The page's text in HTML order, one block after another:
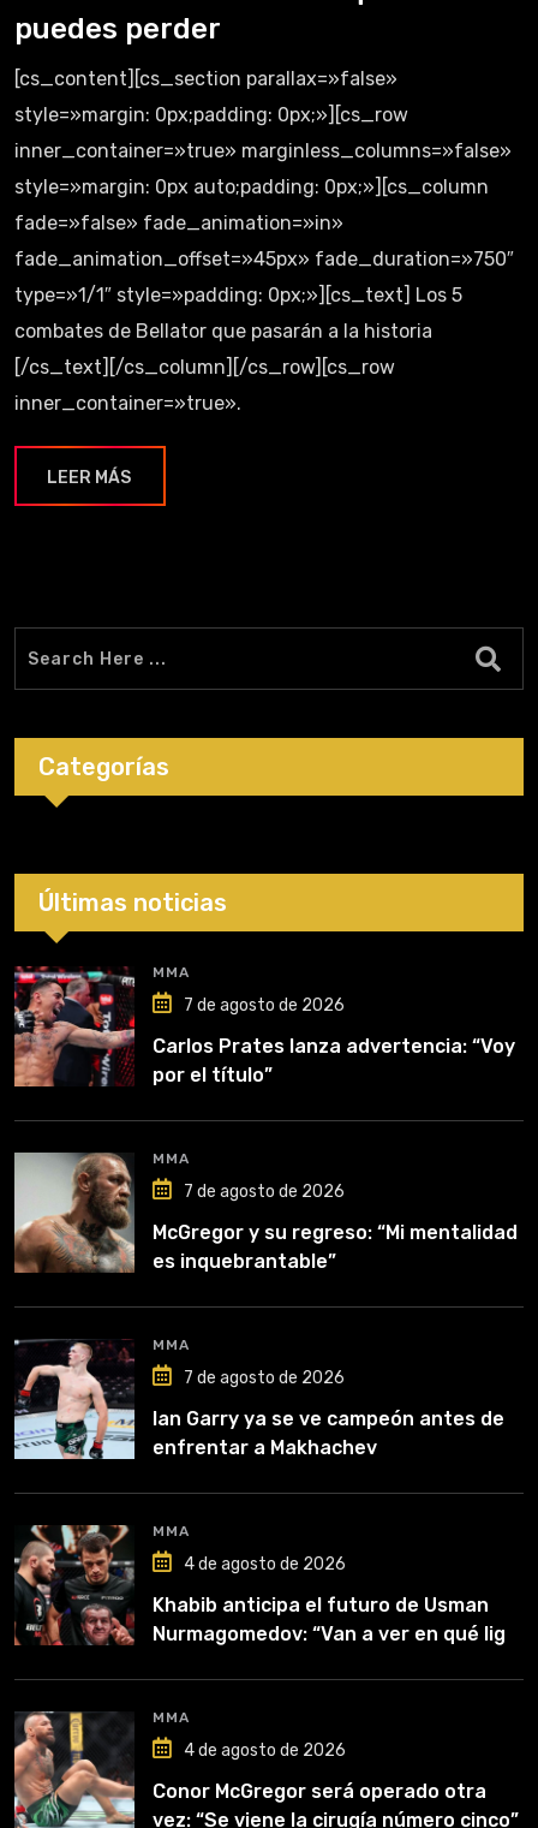
puedes perder
[cs_content][cs_section parallax=»false»
style=»margin: 0px;padding: 0px;»][cs_row
inner_container=»true» marginless_columns=»false»
style=»margin: 0px auto;padding: 0px;»][cs_column
fade=»false» fade_animation=»in»
fade_animation_offset=»45px» fade_duration=»750″
type=»1/1″ style=»padding: 0px;»][cs_text] Los 5
combates de Bellator que pasarán a la historia
[/cs_text][/cs_column][/cs_row][cs_row
inner_container=»true».
LEER MÁS
Categorías
Últimas noticias
MMA
7 de agosto de 2026
Carlos Prates lanza advertencia: “Voy
por el título”
MMA
7 de agosto de 2026
McGregor y su regreso: “Mi mentalidad
es inquebrantable”
MMA
7 de agosto de 2026
Ian Garry ya se ve campeón antes de
enfrentar a Makhachev
MMA
4 de agosto de 2026
Khabib anticipa el futuro de Usman
Nurmagomedov: “Van a ver en qué liga
MMA
4 de agosto de 2026
Conor McGregor será operado otra
vez: “Se viene la cirugía número cinco”